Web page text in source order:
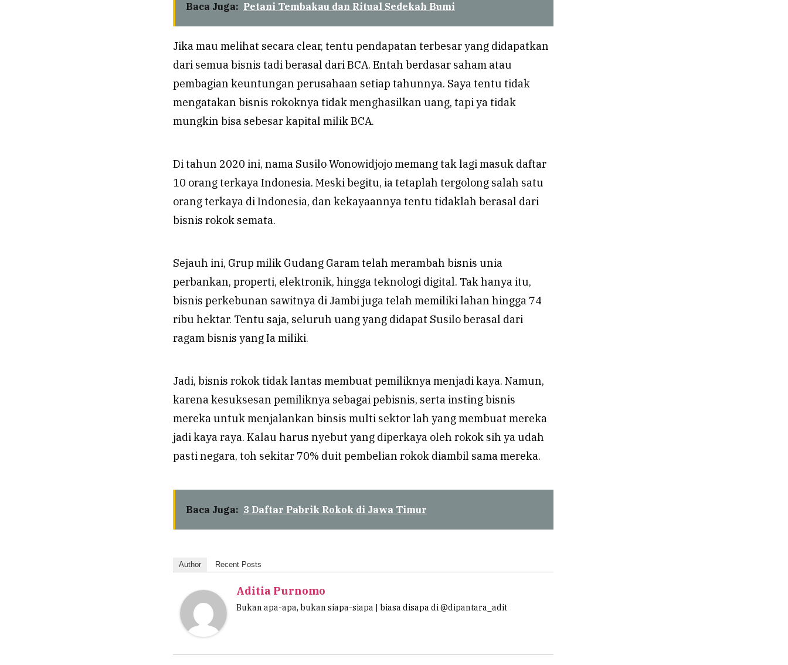
Baca Juga: Petani Tembakau dan Ritual Sedekah Bumi
Jika mau melihat secara clear, tentu pendapatan terbesar yang didapatkan
dari semua bisnis tadi berasal dari BCA. Entah berdasar saham atau
pembagian keuntungan perusahaan setiap tahunnya. Saya tentu tidak
mengatakan bisnis rokoknya tidak menghasilkan uang, tapi ya tidak
mungkin bisa sebesar kapital milik BCA.
Di tahun 2020 ini, nama Susilo Wonowidjojo memang tak lagi masuk daftar
10 orang terkaya Indonesia. Meski begitu, ia tetaplah tergolong salah satu
orang terkaya di Indonesia, dan kekayaannya tentu tidaklah berasal dari
bisnis rokok semata.
Sejauh ini, Grup milik Gudang Garam telah merambah bisnis unia
perbankan, properti, elektronik, hingga teknologi digital. Tak hanya itu,
bisnis perkebunan sawitnya di Jambi juga telah memiliki lahan hingga 74
ribu hektar. Tentu saja, seluruh uang yang didapat Susilo berasal dari
ragam bisnis yang Ia miliki.
Jadi, bisnis rokok tidak lantas membuat pemiliknya menjadi kaya. Namun,
karena kesuksesan pemiliknya sebagai pebisnis, serta insting bisnis
mereka untuk menjalankan binsis multi sektor lah yang membuat mereka
jadi kaya raya. Kalau harus nyebut yang diperkaya oleh rokok sih ya udah
pasti negara, toh sekitar 70% duit pembelian rokok diambil sama mereka.
Baca Juga: 3 Daftar Pabrik Rokok di Jawa Timur
Author Recent Posts
Aditia Purnomo
Bukan apa-apa, bukan siapa-siapa | biasa disapa di @dipantara_adit